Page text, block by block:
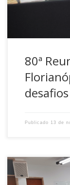
com a presença
80ª
Publicado 13 de